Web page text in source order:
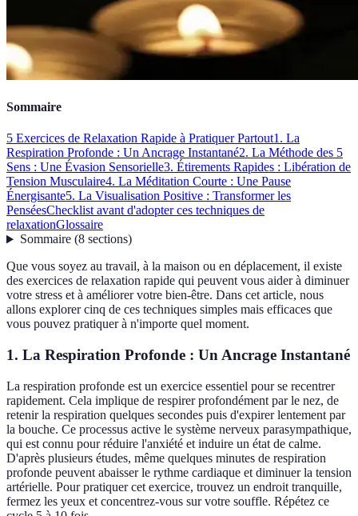
Sommaire
5 Exercices de Relaxation Rapide à Pratiquer Partout1. La
Respiration Profonde : Un Ancrage Instantané2. La Méthode des 5
Sens : Une Évasion Sensorielle3. Étirements Rapides : Libération de
Tension Musculaire4. La Méditation Courte : Une Pause
Énergisante5. La Visualisation Positive : Transformer les
PenséesChecklist avant d'adopter ces techniques de
relaxationGlossaire
Sommaire(8 sections)
Que vous soyez au travail, à la maison ou en déplacement, il existe
des exercices de relaxation rapide qui peuvent vous aider à diminuer
votre stress et à améliorer votre bien-être. Dans cet article, nous
allons explorer cinq de ces techniques simples mais efficaces que
vous pouvez pratiquer à n'importe quel moment.
1. La Respiration Profonde : Un Ancrage Instantané
La respiration profonde est un exercice essentiel pour se recentrer
rapidement. Cela implique de respirer profondément par le nez, de
retenir la respiration quelques secondes puis d'expirer lentement par
la bouche. Ce processus active le système nerveux parasympathique,
qui est connu pour réduire l'anxiété et induire un état de calme.
D'après plusieurs études, même quelques minutes de respiration
profonde peuvent abaisser le rythme cardiaque et diminuer la tension
artérielle. Pour pratiquer cet exercice, trouvez un endroit tranquille,
fermez les yeux et concentrez-vous sur votre souffle. Répétez ce